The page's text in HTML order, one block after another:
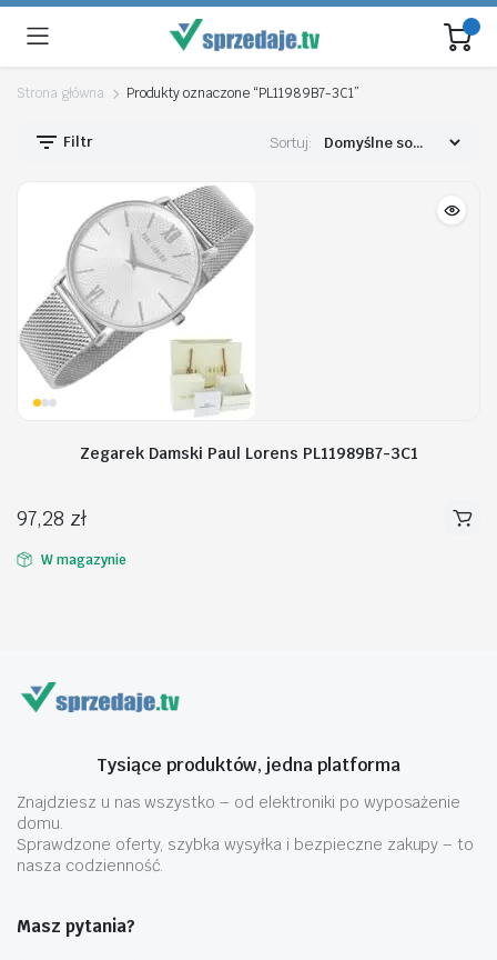
Strona główna Produkty oznaczone “PL11989B7-3C1”
Filtr Sortuj:
Zegarek Damski Paul Lorens PL11989B7-3C1
97,28 zł
W magazynie
Tysiące produktów, jedna platforma
Znajdziesz u nas wszystko – od elektroniki po wyposażenie
domu.
Sprawdzone oferty, szybka wysyłka i bezpieczne zakupy – to
nasza codzienność.
Masz pytania?